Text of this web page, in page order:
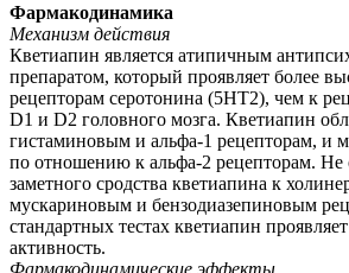
Фармакодинамика
Механизм действия
Кветиапин является атипичным
препаратом, который проявляет более
рецепторам серотонина (5НТ2), чем к
D1 и D2 головного мозга. Кветиапин
гистаминовым и альфа-1 рецепторам, и
по отношению к альфа-2 рецепторам. Не
заметного сродства кветиапина к
мускариновым и бензодиазепиновым
стандартных тестах кветиапин
активность.
Фармакодинамические эффекты